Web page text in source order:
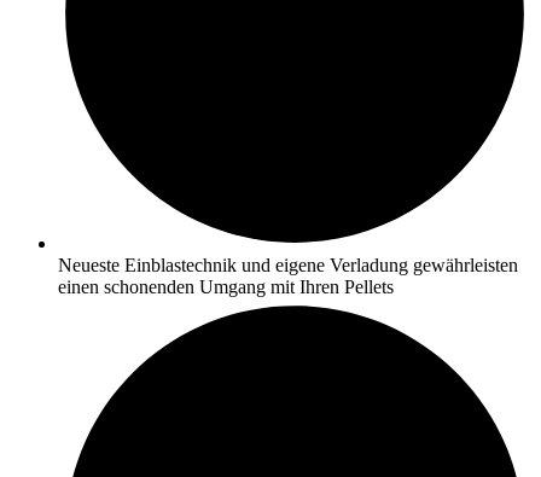
Neueste Einblastechnik und eigene Verladung gewährleisten
einen schonenden Umgang mit Ihren Pellets